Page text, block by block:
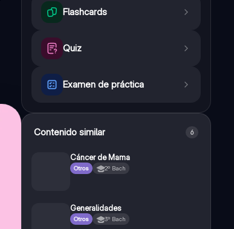
Flashcards
Quiz
Examen de práctica
Contenido similar 6
Cáncer de Mama
Otros 2º Bach
Generalidades
Otros 3º Bach